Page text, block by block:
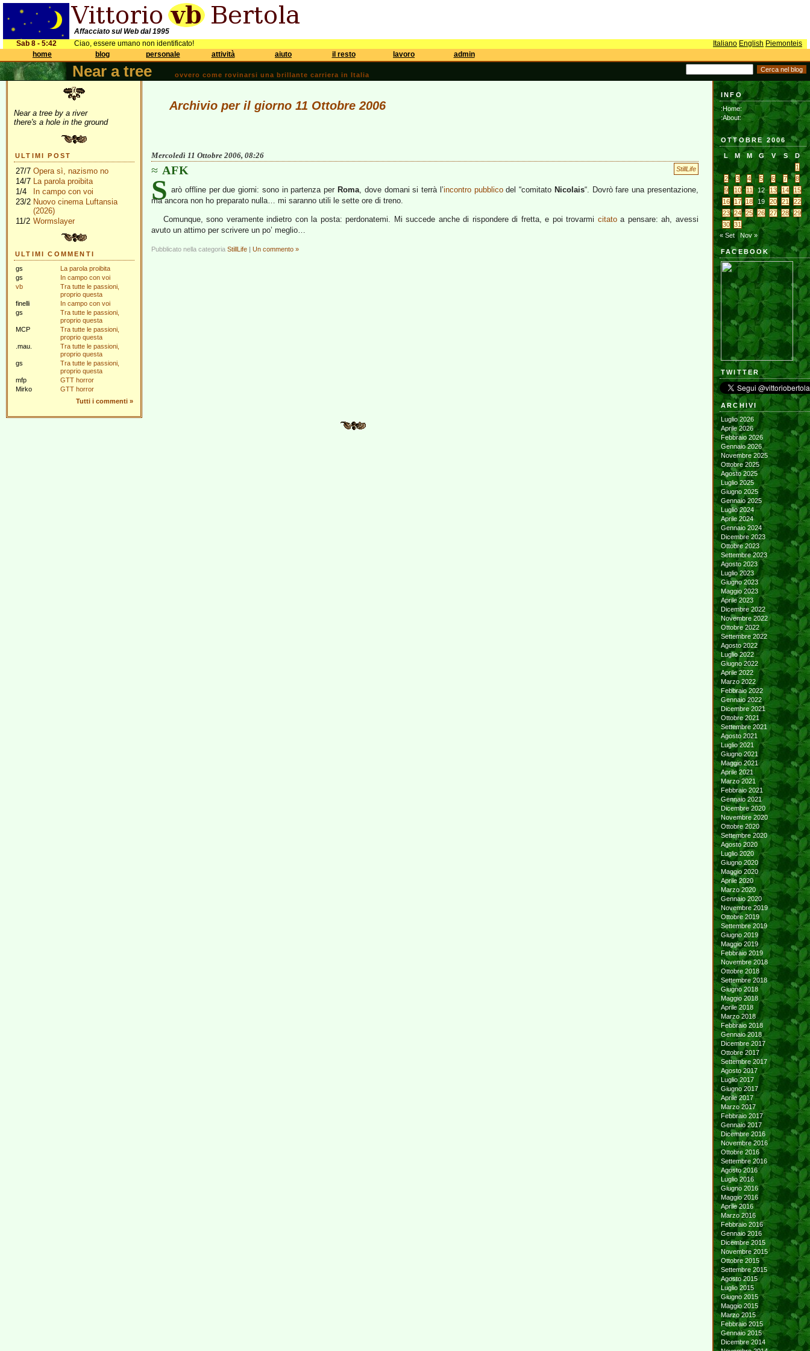
Affacciato sul Web dal 1995
Sab 8 - 5:42
Ciao, essere umano non identificato! Italiano English Piemonteis
home
blog personale attività aiuto il resto lavoro admin
Near a tree ovvero come rovinarsi una brillante carriera in Italia
Near a tree by a river
there's a hole in the ground
ULTIMI POST
27/7 Opera sì, nazismo no
14/7 La parola proibita
1/4
In campo con voi
23/2 Nuovo cinema Luftansia
(2026)
11/2 Wormslayer
ULTIMI COMMENTI
gs
La parola proibita
gs
In campo con voi
vb
Tra tutte le passioni,
proprio questa
finelli
In campo con voi
gs
Tra tutte le passioni,
proprio questa
MCP
Tra tutte le passioni,
proprio questa
.mau.
Tra tutte le passioni,
proprio questa
gs
Tra tutte le passioni,
proprio questa
mfp
GTT horror
Mirko
GTT horror
Tutti i commenti »
Archivio per il giorno 11 Ottobre 2006
Mercoledì 11 Ottobre 2006, 08:26
StillLife
AFK
S arò offline per due giorni: sono in partenza per Roma, dove domani si terrà l’incontro pubblicodel “comitato Nicolais“. Dovrò fare una presentazione,
ma ancora non ho preparato nulla… mi saranno utili le sette ore di treno.
Comunque, sono veramente indietro con la posta: perdonatemi. Mi succede anche di rispondere di fretta, e poi trovarmi citatoa pensare: ah, avessi
avuto un attimo per scrivere un po’ meglio…
Pubblicato nella categoria StillLife | Un commento »
INFO
:Home:
:About:
OTTOBRE 2006
L M M G V S
D
1
2
3 4 5 6 7
8
9
10 11 12 13 14
15
16
17 18 19 20 21
22
23
24 25 26 27 28
29
30
31
« Set
Nov »
FACEBOOK
TWITTER
ARCHIVI
Luglio 2026
Aprile 2026
Febbraio 2026
Gennaio 2026
Novembre 2025
Ottobre 2025
Agosto 2025
Luglio 2025
Giugno 2025
Gennaio 2025
Luglio 2024
Aprile 2024
Gennaio 2024
Dicembre 2023
Ottobre 2023
Settembre 2023
Agosto 2023
Luglio 2023
Giugno 2023
Maggio 2023
Aprile 2023
Dicembre 2022
Novembre 2022
Ottobre 2022
Settembre 2022
Agosto 2022
Luglio 2022
Giugno 2022
Aprile 2022
Marzo 2022
Febbraio 2022
Gennaio 2022
Dicembre 2021
Ottobre 2021
Settembre 2021
Agosto 2021
Luglio 2021
Giugno 2021
Maggio 2021
Aprile 2021
Marzo 2021
Febbraio 2021
Gennaio 2021
Dicembre 2020
Novembre 2020
Ottobre 2020
Settembre 2020
Agosto 2020
Luglio 2020
Giugno 2020
Maggio 2020
Aprile 2020
Marzo 2020
Gennaio 2020
Novembre 2019
Ottobre 2019
Settembre 2019
Giugno 2019
Maggio 2019
Febbraio 2019
Novembre 2018
Ottobre 2018
Settembre 2018
Giugno 2018
Maggio 2018
Aprile 2018
Marzo 2018
Febbraio 2018
Gennaio 2018
Dicembre 2017
Ottobre 2017
Settembre 2017
Agosto 2017
Luglio 2017
Giugno 2017
Aprile 2017
Marzo 2017
Febbraio 2017
Gennaio 2017
Dicembre 2016
Novembre 2016
Ottobre 2016
Settembre 2016
Agosto 2016
Luglio 2016
Giugno 2016
Maggio 2016
Aprile 2016
Marzo 2016
Febbraio 2016
Gennaio 2016
Dicembre 2015
Novembre 2015
Ottobre 2015
Settembre 2015
Agosto 2015
Luglio 2015
Giugno 2015
Maggio 2015
Marzo 2015
Febbraio 2015
Gennaio 2015
Dicembre 2014